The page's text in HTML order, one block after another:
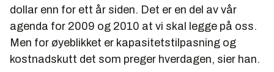
dollar enn for ett år siden. Det er en del av vår
agenda for 2009 og 2010 at vi skal legge på oss.
Men for øyeblikket er kapasitetstilpasning og
kostnadskutt det som preger hverdagen, sier han.